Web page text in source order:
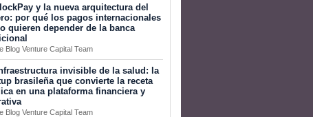
y la nueva arquitectura del
por qué los pagos internacionales
quieren depender de la banca
Blog Venture Capital Team
invisible de la salud: la
brasileña que convierte la receta
en una plataforma financiera y
Blog Venture Capital Team